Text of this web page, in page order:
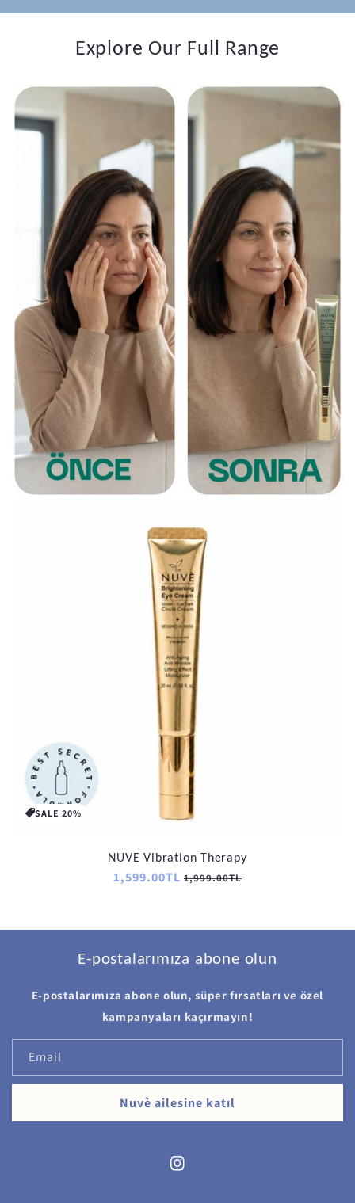
Explore Our Full Range
SALE 20%
NUVE Vibration Therapy
Regular
1,599.00TL Sale
1,999.00TL
E-postalarımıza abone olun
E-postalarımıza abone olun, süper fırsatları ve özel
kampanyaları kaçırmayın!
Email
Nuvè ailesine katıl
Instagram